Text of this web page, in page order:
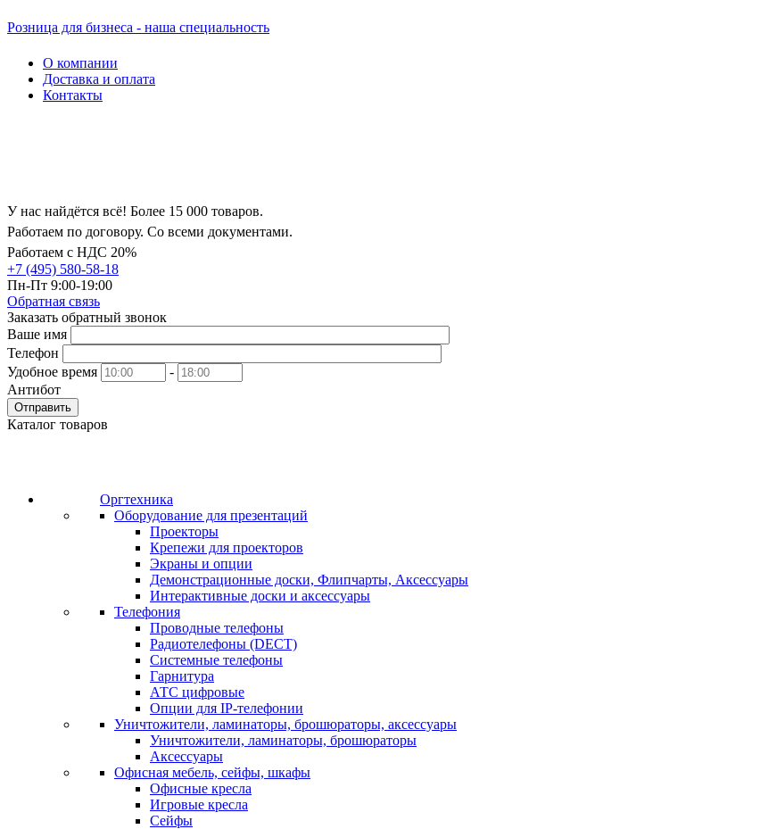
Розница для бизнеса - наша специальность
О компании
Доставка и оплата
Контакты
У нас найдётся всё! Более 15 000 товаров.
Работаем по договору. Со всеми документами.
Работаем с НДС 20%
+7 (495) 580-58-18
Пн-Пт 9:00-19:00
Обратная связь
Заказать обратный звонок
Ваше имя
Телефон
Удобное время
-
Антибот
Отправить
Каталог товаров
Оргтехника
Оборудование для презентаций
Проекторы
Крепежи для проекторов
Экраны и опции
Демонстрационные доски, Флипчарты, Аксессуары
Интерактивные доски и аксессуары
Телефония
Проводные телефоны
Радиотелефоны (DECT)
Системные телефоны
Гарнитура
АТС цифровые
Опции для IP-телефонии
Уничтожители, ламинаторы, брошюраторы, аксессуары
Уничтожители, ламинаторы, брошюраторы
Аксессуары
Офисная мебель, сейфы, шкафы
Офисные кресла
Игровые кресла
Сейфы